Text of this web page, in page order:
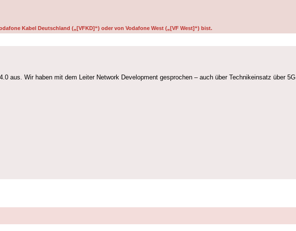
Kabel Deutschland („[VFKD]“) oder von Vodafone West („[VF West]“) bist.
aus. Wir haben mit dem Leiter Network Development gesprochen – auch über Technikeinsatz über 5G